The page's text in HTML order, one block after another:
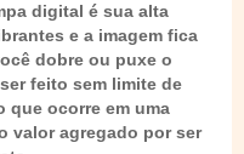
digital é sua alta
e a imagem fica
dobre ou puxe o
feito sem limite de
que ocorre em uma
valor agregado por ser